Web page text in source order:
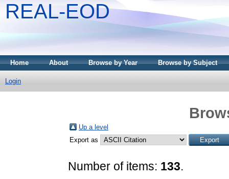
REAL-EOD
Home About Browse by Year Browse by Subject
Login
Up a level
Export as
Number of items: 133.